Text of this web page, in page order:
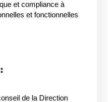
et compliance à
et fonctionnelles
de la Direction